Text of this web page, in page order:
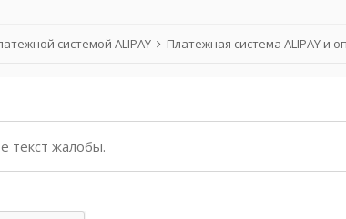
системой ALIPAY Платежная система ALIPAY и
текст жалобы.